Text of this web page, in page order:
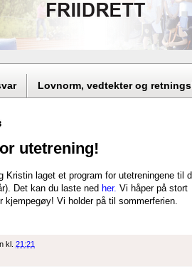
Lovnorm, vedtekter og
utetrening!
Kristin laget et program for utetreningene til
Det kan du laste ned her. Vi håper på stort
kjempegøy! Vi holder på til sommerferien.
kl. 21:21